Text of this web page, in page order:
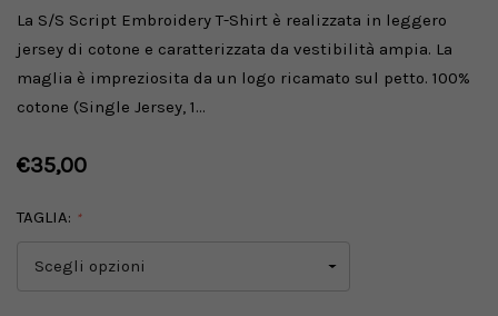
La S/S Script Embroidery T-Shirt è realizzata in leggero
jersey di cotone e caratterizzata da vestibilità ampia. La
maglia è impreziosita da un logo ricamato sul petto. 100%
cotone (Single Jersey, 1…
€35,00
TAGLIA: *